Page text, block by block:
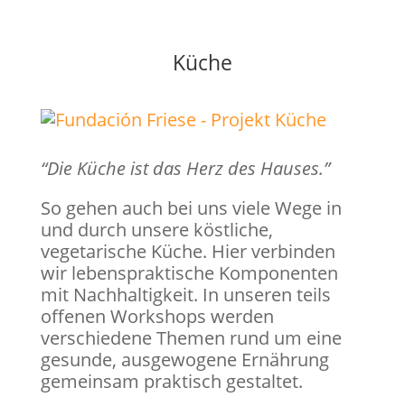
Küche
“Die Küche ist das Herz des Hauses.”
So gehen auch bei uns viele Wege in
und durch unsere köstliche,
vegetarische Küche. Hier verbinden
wir lebenspraktische Komponenten
mit Nachhaltigkeit. In unseren teils
offenen Workshops werden
verschiedene Themen rund um eine
gesunde, ausgewogene Ernährung
gemeinsam praktisch gestaltet.